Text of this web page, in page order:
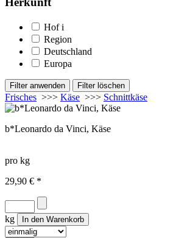
Hof i
Region
Deutschland
Europa
Frisches >>> Käse >>> Schnittkäse
b*Leonardo da Vinci, Käse
pro kg
29,90 € *
kg